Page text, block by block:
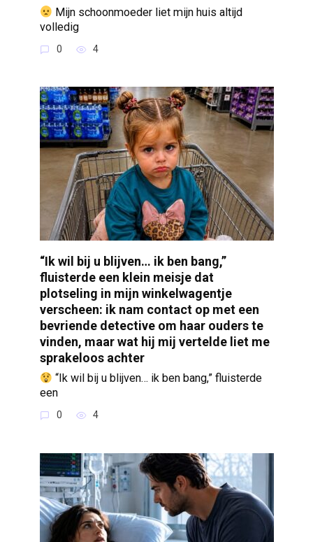
Mijn schoonmoeder liet mijn huis altijd
volledig
0 4
“Ik wil bij u blijven… ik ben bang,”
fluisterde een klein meisje dat
plotseling in mijn winkelwagentje
verscheen: ik nam contact op met een
bevriende detective om haar ouders te
vinden, maar wat hij mij vertelde liet me
sprakeloos achter
“Ik wil bij u blijven… ik ben bang,” fluisterde
een
0 4